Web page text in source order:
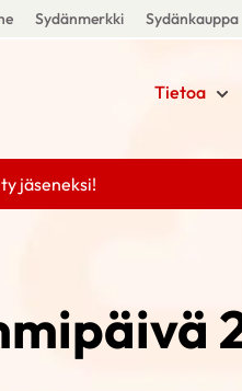
Sydänmerkki Sydänkauppa
Tietoa
jäseneksi!